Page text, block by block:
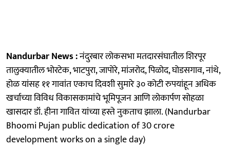
Nandurbar News :नंदुरबार लोकसभा मतदारसंघातील शिरपूर
तालुक्यातील भोरटेक, भाटपुरा, जापोरे, मांजरोद, पिळोद, घोडसगाव, नांथे,
होळ यांसह ११ गावांत एकाच दिवशी सुमारे ३० कोटी रुपयांहून अधिक
खर्चाच्या विविध विकासकामांचे भूमिपूजन आणि लोकार्पण सोहळा
खासदार डॉ. हीना गावित यांच्या हस्ते नुकताच झाला. (Nandurbar
Bhoomi Pujan public dedication of 30 crore
development works on a single day)